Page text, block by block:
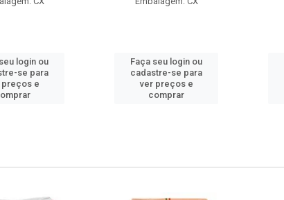
login ou
se para
preços e
Faça seu login ou
cadastre-se para
ver preços e
comprar